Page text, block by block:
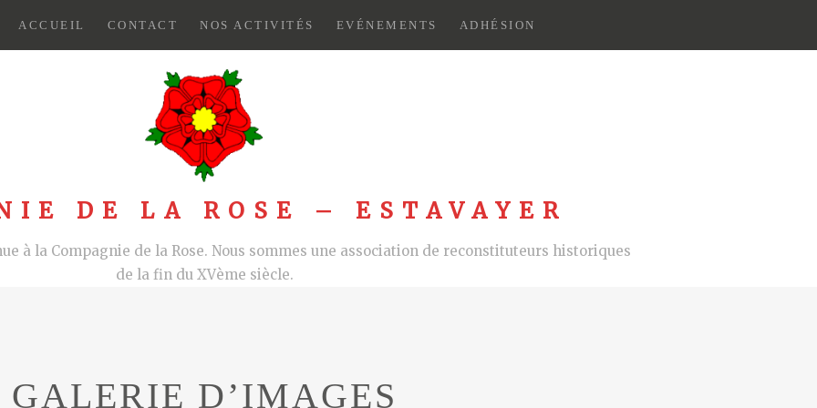
ACCUEIL CONTACT NOS ACTIVITÉS EVÉNEMENTS ADHÉSION
DE LA ROSE – ESTAVAYER
à la Compagnie de la Rose. Nous sommes une association de reconstituteurs historiques
de la fin du XVème siècle.
GALERIE D’IMAGES